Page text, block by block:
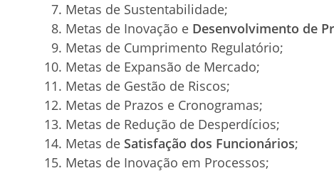
Metas de Sustentabilidade;
Metas de Inovação e Desenvolvimento de
Metas de Cumprimento Regulatório;
Metas de Expansão de Mercado;
Metas de Gestão de Riscos;
Metas de Prazos e Cronogramas;
Metas de Redução de Desperdícios;
Metas de Satisfação dos Funcionários;
Metas de Inovação em Processos;